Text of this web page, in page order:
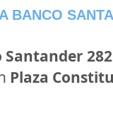
BANCO
Plaza